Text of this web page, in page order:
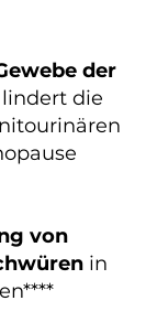
der
die
von
in